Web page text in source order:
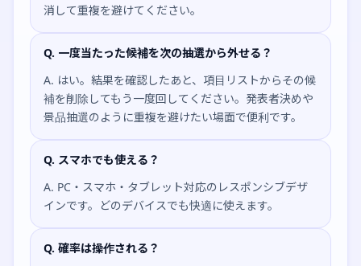
消して重複を避けてください。
Q. 一度当たった候補を次の抽選から外せる？
A. はい。結果を確認したあと、項目リストからその候
補を削除してもう一度回してください。発表者決めや
景品抽選のように重複を避けたい場面で便利です。
Q. スマホでも使える？
A. PC・スマホ・タブレット対応のレスポンシブデザ
インです。どのデバイスでも快適に使えます。
Q. 確率は操作される？